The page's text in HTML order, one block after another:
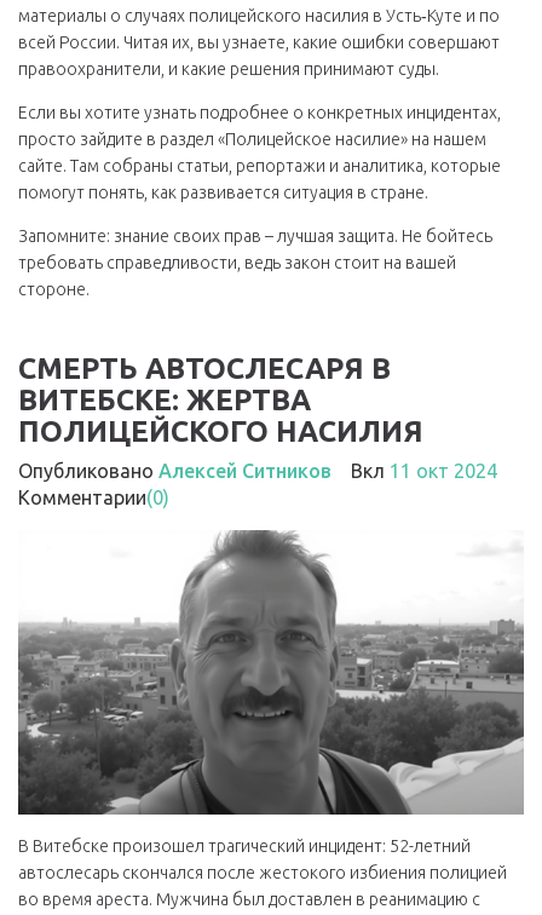
материалы о случаях полицейского насилия в Усть‑Куте и по
всей России. Читая их, вы узнаете, какие ошибки совершают
правоохранители, и какие решения принимают суды.
Если вы хотите узнать подробнее о конкретных инцидентах,
просто зайдите в раздел «Полицейское насилие» на нашем
сайте. Там собраны статьи, репортажи и аналитика, которые
помогут понять, как развивается ситуация в стране.
Запомните: знание своих прав – лучшая защита. Не бойтесь
требовать справедливости, ведь закон стоит на вашей
стороне.
СМЕРТЬ АВТОСЛЕСАРЯ В
ВИТЕБСКЕ: ЖЕРТВА
ПОЛИЦЕЙСКОГО НАСИЛИЯ
Опубликовано Алексей Ситников Вкл 11 окт 2024
Комментарии(0)
В Витебске произошел трагический инцидент: 52-летний
автослесарь скончался после жестокого избиения полицией
во время ареста. Мужчина был доставлен в реанимацию с